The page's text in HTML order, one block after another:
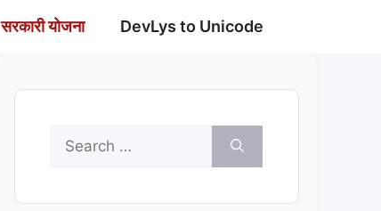
सरकारी योजना DevLys to Unicode
Search
for: